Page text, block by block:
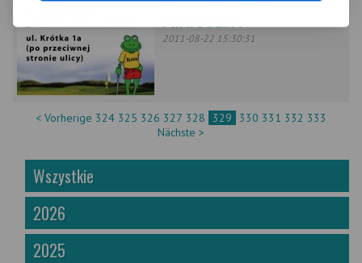
MINIGOLFA
2011-08-22 15:30:31
< Vorherige 324 325 326 327 328 329 330 331 332 333
Nächste >
Wszystkie
2026
2025